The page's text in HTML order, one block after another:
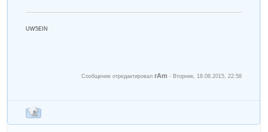
UW5EIN
Сообщение отредактировалrAm - Вторник, 18.08.2015, 22:58